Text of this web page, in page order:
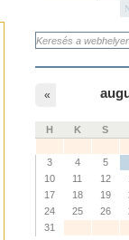
«
H K S
3
4 5
10
11 12
17
18 19
24
25 26
31